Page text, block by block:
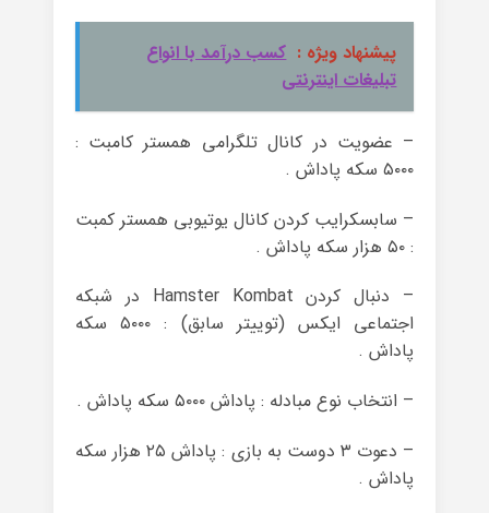
پیشنهاد ویژه : کسب درآمد با انواع
تبلیغات اینترنتی
– عضویت در کانال تلگرامی همستر کامبت :
۵۰۰۰ سکه پاداش .
– سابسکرایب کردن کانال یوتیوبی همستر کمبت
: ۵۰ هزار سکه پاداش .
– دنبال کردن Hamster Kombat در شبکه
اجتماعی ایکس (توییتر سابق) : ۵۰۰۰ سکه
پاداش .
– انتخاب نوع مبادله : پاداش ۵۰۰۰ سکه پاداش .
– دعوت ۳ دوست به بازی : پاداش ۲۵ هزار سکه
پاداش .